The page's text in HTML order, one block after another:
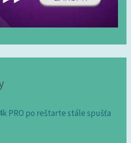
PRO po reštarte stále spušťa